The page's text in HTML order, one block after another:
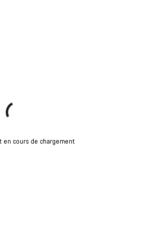
en cours de chargement